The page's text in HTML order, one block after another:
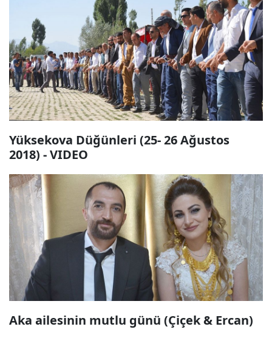
Yüksekova Düğünleri (25- 26 Ağustos
2018) - VIDEO
Aka ailesinin mutlu günü (Çiçek & Ercan)